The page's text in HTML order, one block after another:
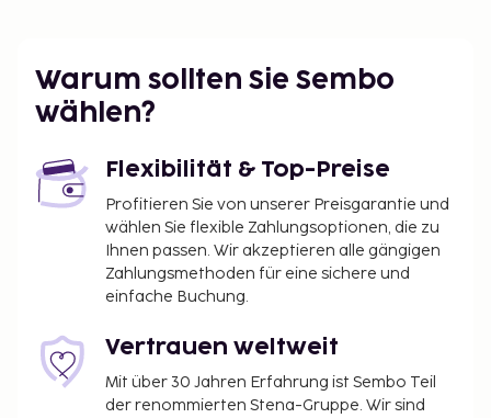
Warum sollten Sie Sembo
wählen?
Flexibilität & Top-Preise
Profitieren Sie von unserer Preisgarantie und
wählen Sie flexible Zahlungsoptionen, die zu
Ihnen passen. Wir akzeptieren alle gängigen
Zahlungsmethoden für eine sichere und
einfache Buchung.
Vertrauen weltweit
Mit über 30 Jahren Erfahrung ist Sembo Teil
der renommierten Stena-Gruppe. Wir sind